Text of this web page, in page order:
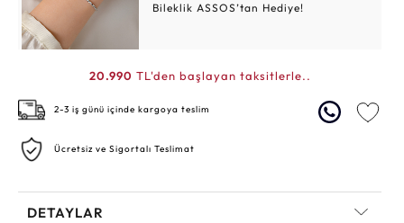
Bileklik ASSOS’tan Hediye!
20.990 TL'den başlayan taksitlerle..
2-3 iş günü içinde kargoya teslim
Ücretsiz ve Sigortalı Teslimat
DETAYLAR